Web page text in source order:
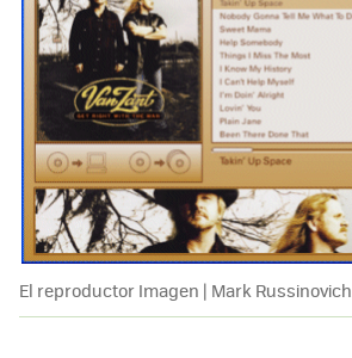
El reproductor Imagen | Mark Russinovich.